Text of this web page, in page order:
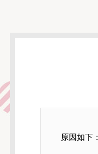
原因如下：